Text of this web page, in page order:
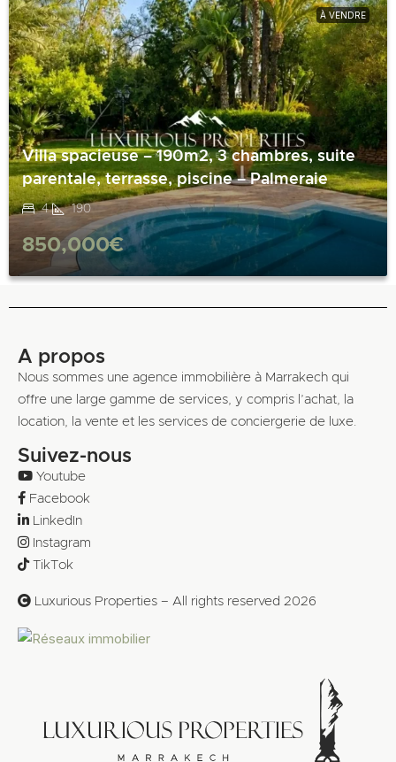
À VENDRE
Villa spacieuse – 190m2, 3 chambres, suite
parentale, terrasse, piscine – Palmeraie
4 190
850,000€
A propos
Nous sommes une agence immobilière à Marrakech qui
offre une large gamme de services, y compris l’achat, la
location, la vente et les services de conciergerie de luxe.
Suivez-nous
Youtube
Facebook
LinkedIn
Instagram
TikTok
Luxurious Properties – All rights reserved 2026